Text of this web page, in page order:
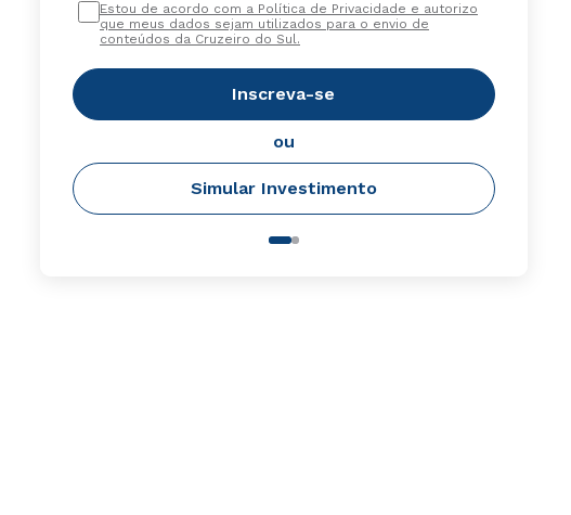
Estou de acordo com a Política de Privacidade e autorizo
que meus dados sejam utilizados para o envio de
conteúdos da Cruzeiro do Sul.
Inscreva-se
ou
Simular Investimento